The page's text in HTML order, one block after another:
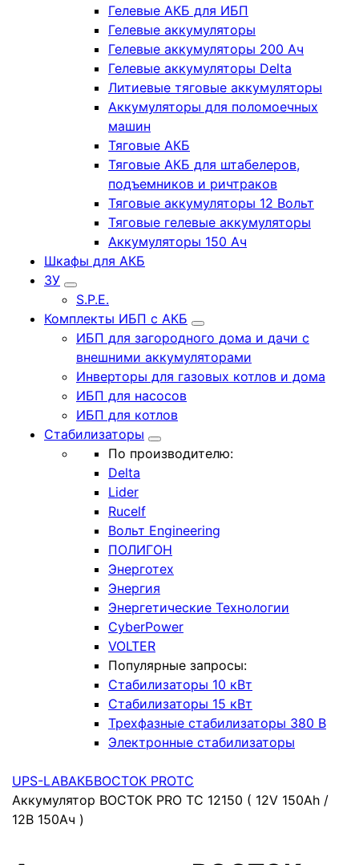
Гелевые АКБ для ИБП
Гелевые аккумуляторы
Гелевые аккумуляторы 200 Ач
Гелевые аккумуляторы Delta
Литиевые тяговые аккумуляторы
Аккумуляторы для поломоечных
машин
Тяговые АКБ
Тяговые АКБ для штабелеров,
подъемников и ричтраков
Тяговые аккумуляторы 12 Вольт
Тяговые гелевые аккумуляторы
Аккумуляторы 150 Ач
Шкафы для АКБ
ЗУ
S.P.E.
Комплекты ИБП с АКБ
ИБП для загородного дома и дачи с
внешними аккумуляторами
Инверторы для газовых котлов и дома
ИБП для насосов
ИБП для котлов
Стабилизаторы
По производителю:
Delta
Lider
Rucelf
Вольт Engineering
ПОЛИГОН
Энерготех
Энергия
Энергетические Технологии
CyberPower
VOLTER
Популярные запросы:
Стабилизаторы 10 кВт
Стабилизаторы 15 кВт
Трехфазные стабилизаторы 380 В
Электронные стабилизаторы
UPS-LABАКБВОСТОК PROТС
Аккумулятор ВОСТОК PRO ТС 12150 ( 12V 150Ah /
12В 150Ач )